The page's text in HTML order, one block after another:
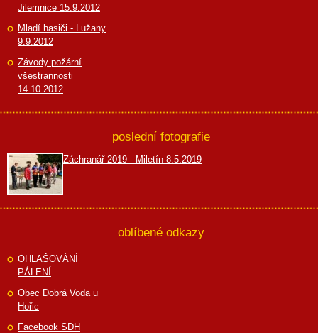
Jilemnice 15.9.2012
Mladí hasiči - Lužany
9.9.2012
Závody požární
všestrannosti
14.10.2012
poslední fotografie
Záchranář 2019 - Miletín 8.5.2019
oblíbené odkazy
OHLAŠOVÁNÍ
PÁLENÍ
Obec Dobrá Voda u
Hořic
Facebook SDH